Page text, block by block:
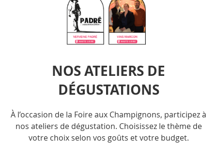
NOS ATELIERS DE
DÉGUSTATIONS
À l’occasion de la Foire aux Champignons, participez à
nos ateliers de dégustation. Choisissez le thème de
votre choix selon vos goûts et votre budget.